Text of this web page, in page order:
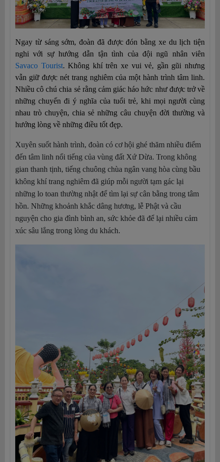
Ngay từ sáng sớm, đoàn đã được đón bằng xe du lịch tiện
Savaco Tourist. Không khí trên xe vui vẻ, gần gũi nhưng
vẫn giữ được nét trang nghiêm của một hành trình tâm linh.
Nhiều cô chú chia sẻ rằng cảm giác háo hức như được trở về
những chuyến đi ý nghĩa của tuổi trẻ, khi mọi người cùng
nhau trò chuyện, chia sẻ những câu chuyện đời thường và
hướng lòng về những điều tốt đẹp.
Xuyên suốt hành trình, đoàn có cơ hội ghé thăm nhiều điểm
đến tâm linh nổi tiếng của vùng đất Xứ Dừa. Trong không
gian thanh tịnh, tiếng chuông chùa ngân vang hòa cùng bầu
không khí trang nghiêm đã giúp mỗi người tạm gác lại
những lo toan thường nhật để tìm lại sự cân bằng trong tâm
hồn. Những khoảnh khắc dâng hương, lễ Phật và cầu
nguyện cho gia đình bình an, sức khỏe đã để lại nhiều cảm
xúc sâu lắng trong lòng du khách.